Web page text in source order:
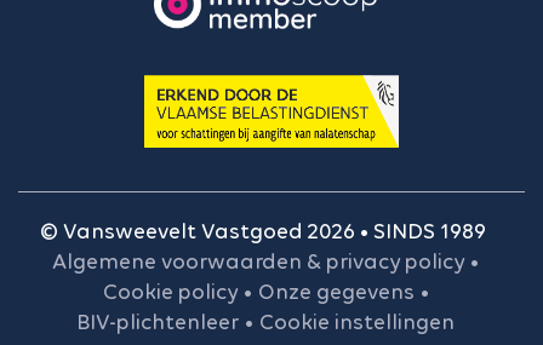
© Vansweevelt Vastgoed 2026 • SINDS 1989
Algemene voorwaarden & privacy policy •
Cookie policy • Onze gegevens •
BIV-plichtenleer • Cookie instellingen